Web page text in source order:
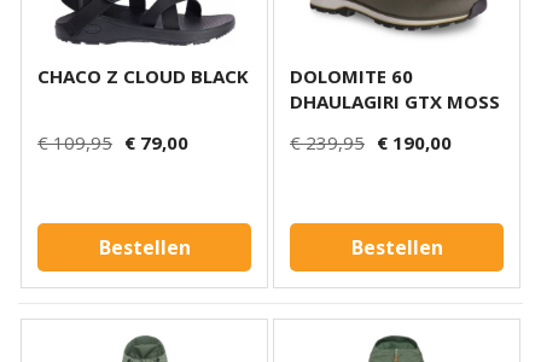
CHACO Z CLOUD BLACK
€ 109,95 € 79,00
Bestellen
DOLOMITE 60
DHAULAGIRI GTX MOSS
€ 239,95 € 190,00
Bestellen